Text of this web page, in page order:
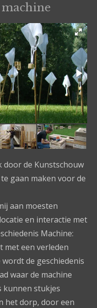
door de Kunstschouw
gaan maken voor de
aan moesten
en interactie met
Machine:
met een verleden
de geschiedenis
waar de machine
kunnen stukjes
het dorp, door een